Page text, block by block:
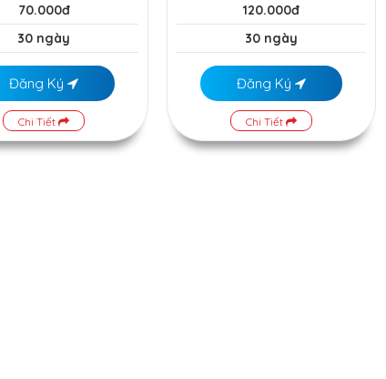
70.000đ
30 ngày
Đăng Ký
Chi Tiết
120.000đ
30 ngày
Đăng Ký
Chi Tiết